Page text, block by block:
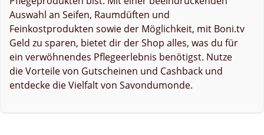
Auswahl an Seifen, Raumdüften und
Feinkostprodukten sowie der Möglichkeit, mit Boni.tv
Geld zu sparen, bietet dir der Shop alles, was du für
ein verwöhnendes Pflegeerlebnis benötigst. Nutze
die Vorteile von Gutscheinen und Cashback und
entdecke die Vielfalt von Savondumonde.